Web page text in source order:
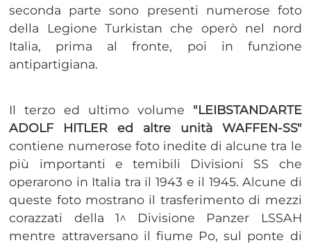
seconda parte sono presenti numerose foto
della Legione Turkistan che operò nel nord
Italia, prima al fronte, poi in funzione
antipartigiana.
Il terzo ed ultimo volume "LEIBSTANDARTE
ADOLF HITLER ed altre unità WAFFEN-SS"
contiene numerose foto inedite di alcune tra le
più importanti e temibili Divisioni SS che
operarono in Italia tra il 1943 e il 1945. Alcune di
queste foto mostrano il trasferimento di mezzi
corazzati della 1^ Divisione Panzer LSSAH
mentre attraversano il fiume Po, sul ponte di